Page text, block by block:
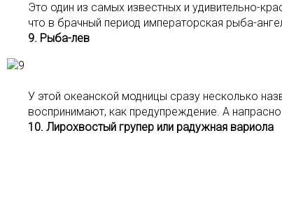
Это один из самых известных и удивительно-
что в брачный период императорская рыба-
9. Рыба-лев
У этой океанской модницы сразу несколько
воспринимают, как предупреждение. А
10. Лирохвостый групер или радужная вариола